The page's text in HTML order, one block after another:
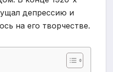
депрессию и
на его творчестве.